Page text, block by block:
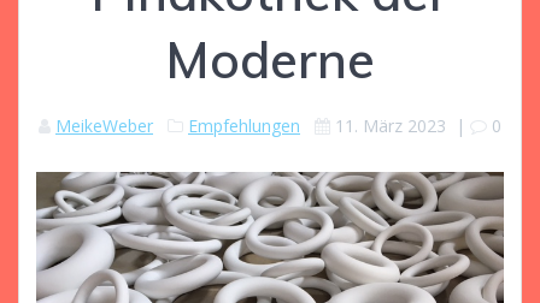
Moderne
MeikeWeber Empfehlungen 11. März 2023 | 0